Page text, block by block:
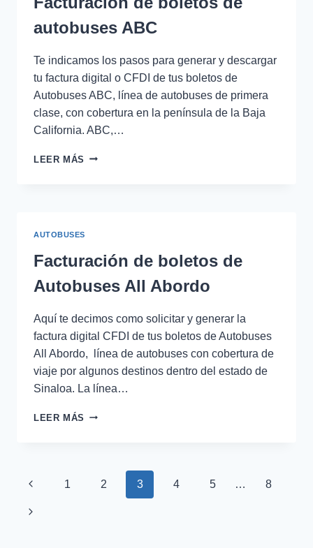
autobuses ABC
Te indicamos los pasos para generar y descargar
tu factura digital o CFDI de tus boletos de
Autobuses ABC, línea de autobuses de primera
clase, con cobertura en la península de la Baja
California. ABC,…
LEER MÁS FACTURACIÓN
AUTOBUSES
Facturación de boletos de
Autobuses All Abordo
Aquí te decimos como solicitar y generar la
factura digital CFDI de tus boletos de Autobuses
All Abordo, línea de autobuses con cobertura de
viaje por algunos destinos dentro del estado de
Sinaloa. La línea…
LEER MÁS FACTURACIÓN
AUTOBUSES
ALL
Navegación
de
Página
anterior
1 2 3 4 5 … 8
Siguiente